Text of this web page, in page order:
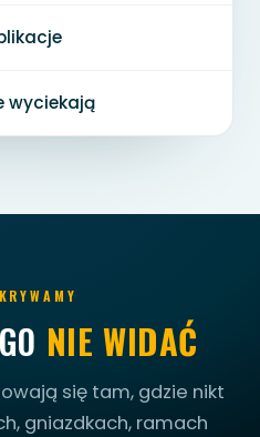
wyciekają
NIE WIDAĆ
się tam, gdzie nikt
gniazdkach, ramach